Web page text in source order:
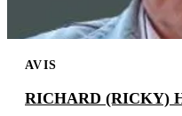
AVIS
RICHARD (RICKY)